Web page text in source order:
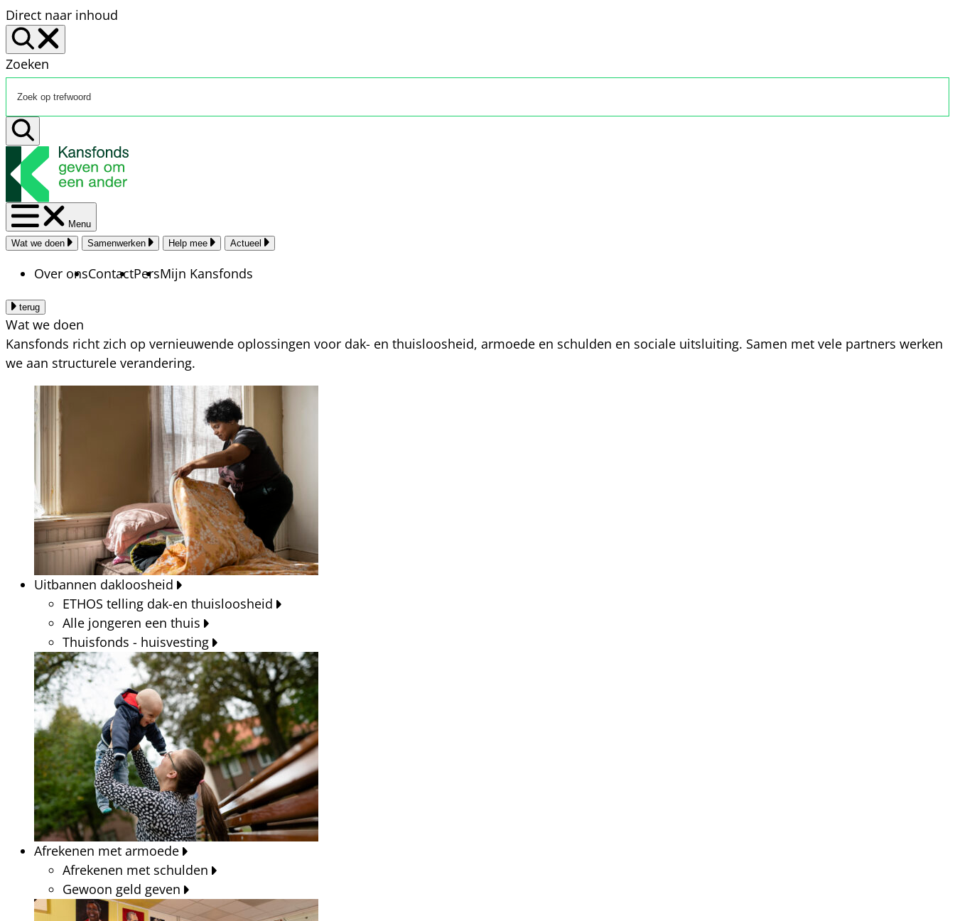
Direct naar inhoud
Zoeken
Menu
Wat we doen
Samenwerken Help mee Actueel
Over onsContactPersMijn Kansfonds
terug
Wat we doen
Kansfonds richt zich op vernieuwende oplossingen voor dak- en thuisloosheid, armoede en schulden en sociale uitsluiting. Samen met vele partners werken
we aan structurele verandering.
Uitbannen dakloosheid
ETHOS telling dak-en thuisloosheid
Alle jongeren een thuis
Thuisfonds - huisvesting
Afrekenen met armoede
Afrekenen met schulden
Gewoon geld geven